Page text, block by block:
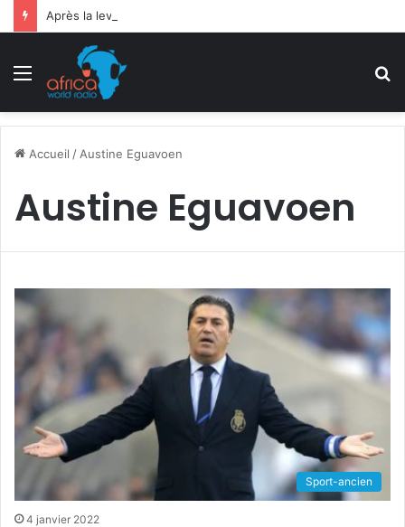
Menu
Accueil / Austine Eguavoen
Austine Eguavoen
Sport-ancien
4 janvier 2022